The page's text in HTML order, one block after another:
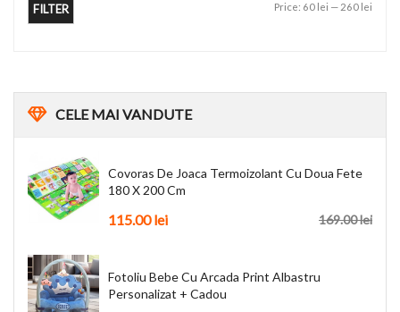
FILTER Price: 60 lei — 260 lei
CELEMAI VANDUTE
Covoras De Joaca Termoizolant Cu Doua Fete
180 X 200 Cm
169.00lei
115.00lei
Fotoliu Bebe Cu Arcada Print Albastru
Personalizat + Cadou